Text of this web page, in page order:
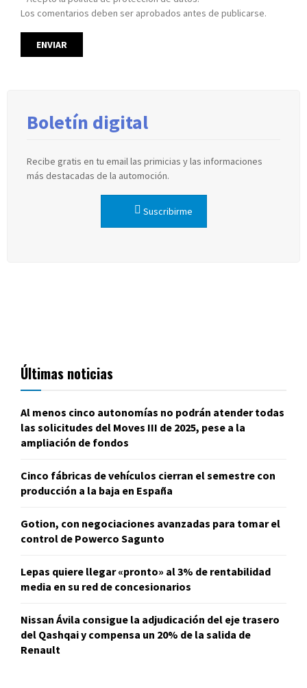
Los comentarios deben ser aprobados antes de publicarse.
Boletín digital
Recibe gratis en tu email las primicias y las informaciones
más destacadas de la automoción.
Suscribirme
Últimas noticias
Al menos cinco autonomías no podrán atender todas
las solicitudes del Moves III de 2025, pese a la
ampliación de fondos
Cinco fábricas de vehículos cierran el semestre con
producción a la baja en España
Gotion, con negociaciones avanzadas para tomar el
control de Powerco Sagunto
Lepas quiere llegar «pronto» al 3% de rentabilidad
media en su red de concesionarios
Nissan Ávila consigue la adjudicación del eje trasero
del Qashqai y compensa un 20% de la salida de
Renault